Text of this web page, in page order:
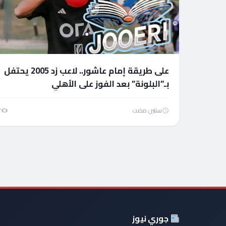
على طريقة إمام عاشور.. لاعب زد 2005 يحتفل
بـ”البلونة” بعد الفوز على الأهلي
سنتين مضت
جوري نيوز